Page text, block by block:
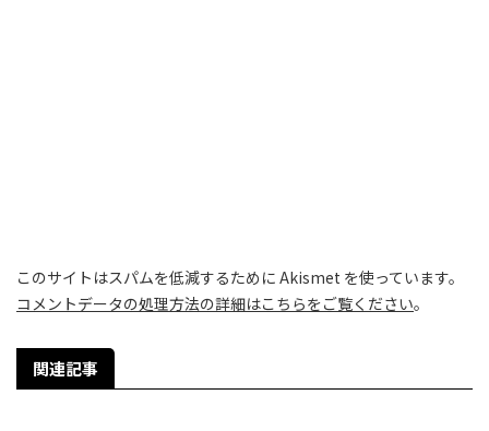
このサイトはスパムを低減するために Akismet を使っています。
コメントデータの処理方法の詳細はこちらをご覧ください。
関連記事